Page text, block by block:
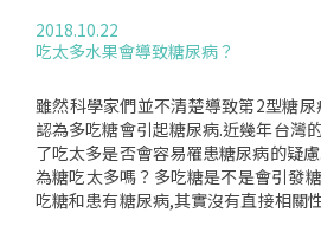
尿病的盛行率是13.9%,而體重不足女
3%和2.9%.這些數據說明了需要在女
以確保女性和嬰兒的健康.台灣情形如
的資料,台灣18歲以上國人糖尿病盛
0.3%,估計超過100萬名女性罹患糖尿
料指出,妊娠糖尿病發生率在過去10
為高齡產婦的增加及篩檢技術的進步
2018.10.22
吃太多水果會導致糖尿病？
雖然科學家們並不清楚導致第2型糖
認為多吃糖會引起糖尿病.近幾年台灣
了吃太多是否會容易罹患糖尿病的疑
為糖吃太多嗎？多吃糖是不是會引發
吃糖和患有糖尿病,其實沒有直接相關